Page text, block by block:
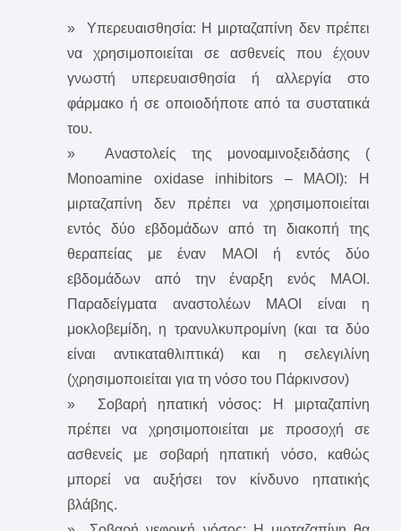
» Υπερευαισθησία: Η μιρταζαπίνη δεν πρέπει
να χρησιμοποιείται σε ασθενείς που έχουν
γνωστή υπερευαισθησία ή αλλεργία στο
φάρμακο ή σε οποιοδήποτε από τα συστατικά
του.
» Αναστολείς της μονοαμινοξειδάσης (
Monoamine oxidase inhibitors – ΜΑΟΙ): Η
μιρταζαπίνη δεν πρέπει να χρησιμοποιείται
εντός δύο εβδομάδων από τη διακοπή της
θεραπείας με έναν ΜΑΟΙ ή εντός δύο
εβδομάδων από την έναρξη ενός ΜΑΟΙ.
Παραδείγματα αναστολέων ΜΑΟI είναι η
μοκλοβεμίδη, η τρανυλκυπρομίνη (και τα δύο
είναι αντικαταθλιπτικά) και η σελεγιλίνη
(χρησιμοποιείται για τη νόσο του Πάρκινσον)
» Σοβαρή ηπατική νόσος: Η μιρταζαπίνη
πρέπει να χρησιμοποιείται με προσοχή σε
ασθενείς με σοβαρή ηπατική νόσο, καθώς
μπορεί να αυξήσει τον κίνδυνο ηπατικής
βλάβης.